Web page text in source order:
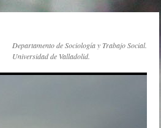
Departamento de Sociología y Trabajo Social.
Universidad de Valladolid.